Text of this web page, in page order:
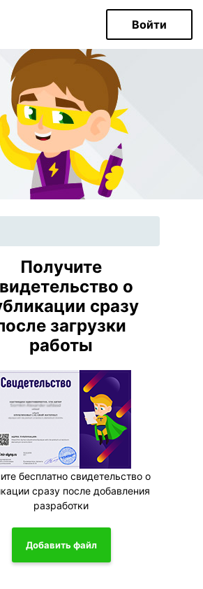
Войти
Получите
о
сразу
загрузки
работы
бесплатно свидетельство о
сразу после добавления
разработки
Добавить файл